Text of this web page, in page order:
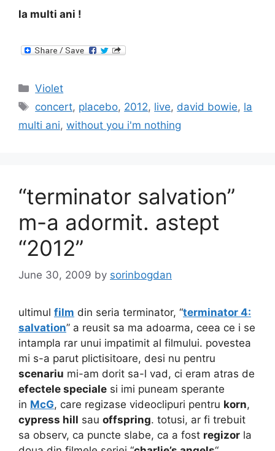
la multi ani !
Categories
Violet
Tags
concert, placebo, 2012, live, david bowie, la
multi ani, without you i'm nothing
“terminator salvation”
m-a adormit. astept
“2012”
June 30, 2009 by sorinbogdan
ultimul film din seria terminator, “terminator 4:
salvation” a reusit sa ma adoarma, ceea ce i se
intampla rar unui impatimit al filmului. povestea
mi s-a parut plictisitoare, desi nu pentru
scenariu mi-am dorit sa-l vad, ci eram atras de
efectele speciale si imi puneam sperante
in McG, care regizase videoclipuri pentru korn,
cypress hill sau offspring. totusi, ar fi trebuit
sa observ, ca puncte slabe, ca a fost regizor la